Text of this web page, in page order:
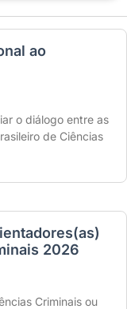
ao
o diálogo entre as
de Ciências
2026
Criminais ou